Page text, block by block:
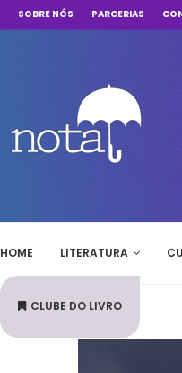
SOBRE NÓS PARCERIAS
HOME LITERATURA
CLUBE DO LIVRO